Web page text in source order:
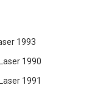
1993
1990
1991